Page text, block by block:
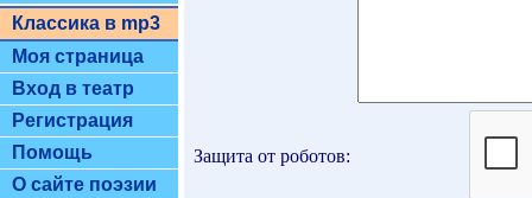
Классика в mp3
Моя страница
Вход в театр
Регистрация
Помощь
О сайте поэзии
Защита от роботов: